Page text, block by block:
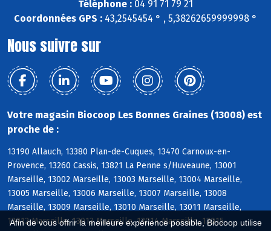
Afin de vous offrir la meilleure expérience possible, Biocoop utilise
Téléphone : 04 91 71 79 21
Coordonnées GPS : 43,2545454 ° , 5,38262659999998 °
Nous suivre sur
Votre magasin Biocoop Les Bonnes Graines (13008) est
proche de :
13190 Allauch, 13380 Plan-de-Cuques, 13470 Carnoux-en-
Provence, 13260 Cassis, 13821 La Penne s/Huveaune, 13001
Marseille, 13002 Marseille, 13003 Marseille, 13004 Marseille,
13005 Marseille, 13006 Marseille, 13007 Marseille, 13008
Marseille, 13009 Marseille, 13010 Marseille, 13011 Marseille,
13012 Marseille, 13013 Marseille, 13014 Marseille, 13015